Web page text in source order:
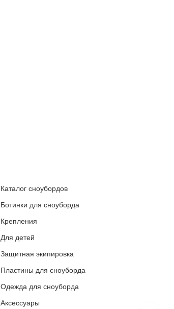
Каталог сноубордов
Ботинки для сноуборда
Крепления
Для детей
Защитная экипировка
Пластины для сноуборда
Одежда для сноуборда
Аксессуары